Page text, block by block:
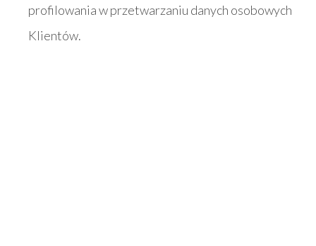
profilowania w przetwarzaniu danych osobowych
Klientów.